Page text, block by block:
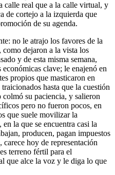
calle real que a la calle virtual, y
de cortejo a la izquierda que
de su agenda.
no le atrajo los favores de la
dejaron a la vista los
y de esta misma semana,
clave; le enajenó en
propios que masticaron en
hasta que la cuestión
su paciencia, y salieron
pero no fueron pocos, en
que suele movilizar la
la que se encuentra casi la
producen, pagan impuestos
hoy de representación
terreno fértil para el
que alce la voz y le diga lo que